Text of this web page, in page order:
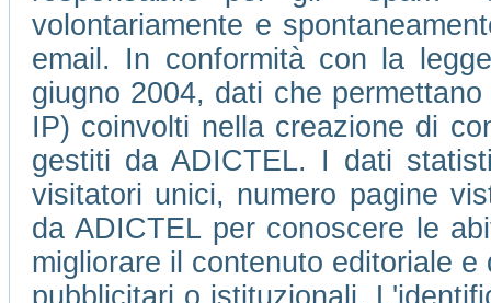
volontariamente e
email. In conformità con la
giugno 2004, dati che
IP) coinvolti nella creazione di
gestiti da ADICTEL. I dati
visitatori unici, numero pagine
da ADICTEL per conoscere le
migliorare il contenuto editoriale
pubblicitari o istituzionali.